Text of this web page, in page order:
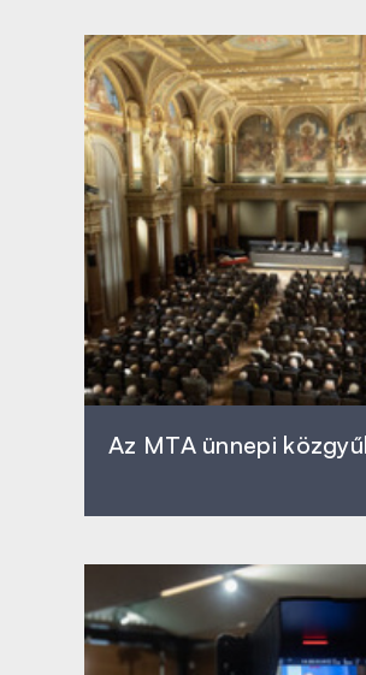
Az MTA ünnepi